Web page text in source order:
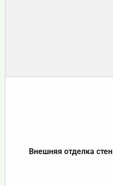
Внешняя отделка стен